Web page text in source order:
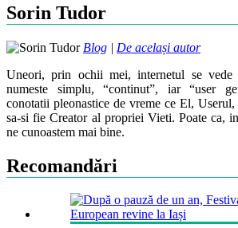
Sorin Tudor
Blog | De același autor
Uneori, prin ochii mei, internetul se vede
numeste simplu, “continut”, iar “user
conotatii pleonastice de vreme ce El,
sa-si fie Creator al propriei Vieti. Poate ca,
ne cunoastem mai bine.
Recomandări